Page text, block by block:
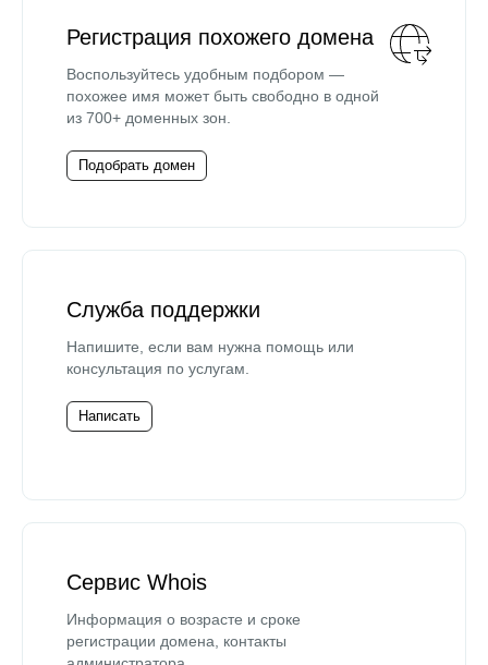
Регистрация похожего домена
Воспользуйтесь удобным подбором —
похожее имя может быть свободно в одной
из 700+ доменных зон.
Подобрать домен
Служба поддержки
Напишите, если вам нужна помощь или
консультация по услугам.
Написать
Сервис Whois
Информация о возрасте и сроке
регистрации домена, контакты